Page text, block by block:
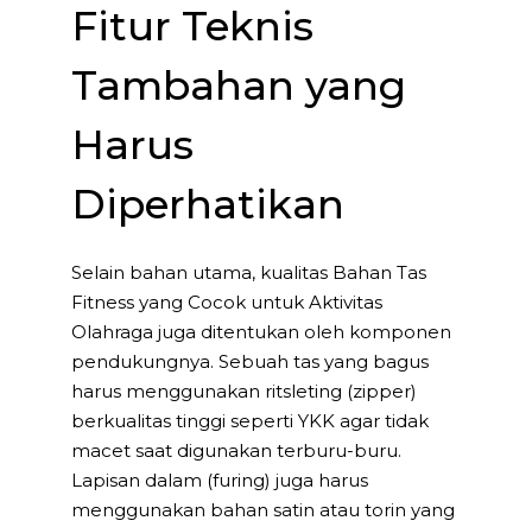
Fitur Teknis
Tambahan yang
Harus
Diperhatikan
Selain bahan utama, kualitas Bahan Tas
Fitness yang Cocok untuk Aktivitas
Olahraga juga ditentukan oleh komponen
pendukungnya. Sebuah tas yang bagus
harus menggunakan ritsleting (zipper)
berkualitas tinggi seperti YKK agar tidak
macet saat digunakan terburu-buru.
Lapisan dalam (furing) juga harus
menggunakan bahan satin atau torin yang